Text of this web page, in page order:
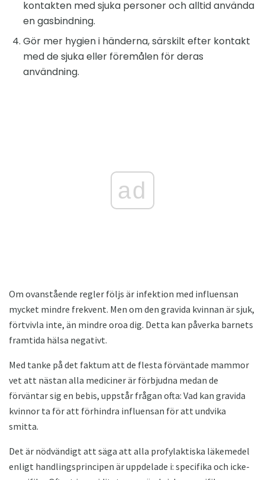
kontakten med sjuka personer och alltid använda
en gasbindning.
Gör mer hygien i händerna, särskilt efter kontakt
med de sjuka eller föremålen för deras
användning.
ad
Om ovanstående regler följs är infektion med influensan
mycket mindre frekvent. Men om den gravida kvinnan är sjuk,
förtvivla inte, än mindre oroa dig. Detta kan påverka barnets
framtida hälsa negativt.
Med tanke på det faktum att de flesta förväntade mammor
vet att nästan alla mediciner är förbjudna medan de
förväntar sig en bebis, uppstår frågan ofta: Vad kan gravida
kvinnor ta för att förhindra influensan för att undvika
smitta.
Det är nödvändigt att säga att alla profylaktiska läkemedel
enligt handlingsprincipen är uppdelade i: specifika och icke-